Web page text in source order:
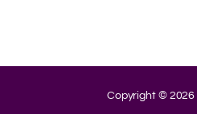
Copyright © 2026